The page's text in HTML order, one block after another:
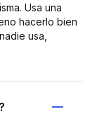
Usa una
hacerlo bien
usa,